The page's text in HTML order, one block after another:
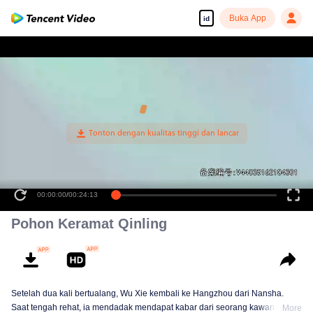
id Buka App
00:00:00/00:24:13
Pohon Keramat Qinling
Setelah dua kali bertualang, Wu Xie kembali ke Hangzhou dari Nansha.
Saat tengah rehat, ia mendadak mendapat kabar dari seorang kawan yang
More